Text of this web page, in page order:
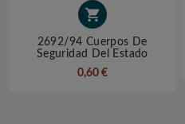

2692/94 Cuerpos De
Seguridad Del Estado
0,60 €